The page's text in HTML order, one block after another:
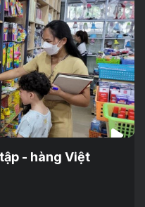
- hàng Việt